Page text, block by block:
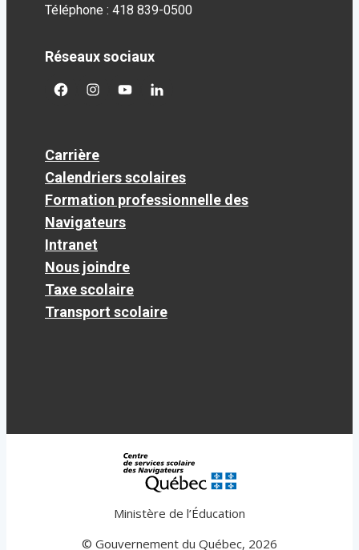
Téléphone : 418 839-0500
Réseaux sociaux
facebookgoogleplus
googleplusgoogleplus
Carrière
Calendriers scolaires
Formation professionnelle des
Navigateurs
Intranet
Nous joindre
Taxe scolaire
Transport scolaire
Ministère de l’Éducation
© Gouvernement du Québec, 2026